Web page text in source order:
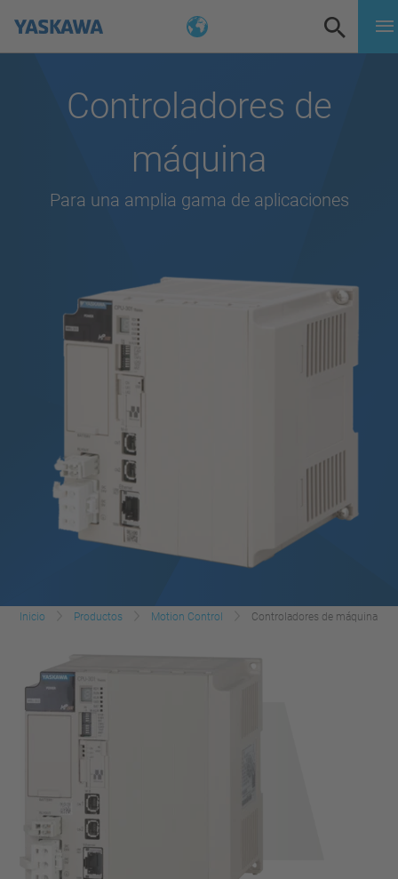
Controladores de
máquina
Para una amplia gama de aplicaciones
Inicio Productos Motion Control Controladores de máquina